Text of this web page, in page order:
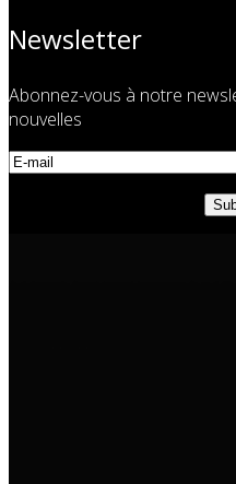
Newsletter
Abonnez-vous à notre
nouvelles